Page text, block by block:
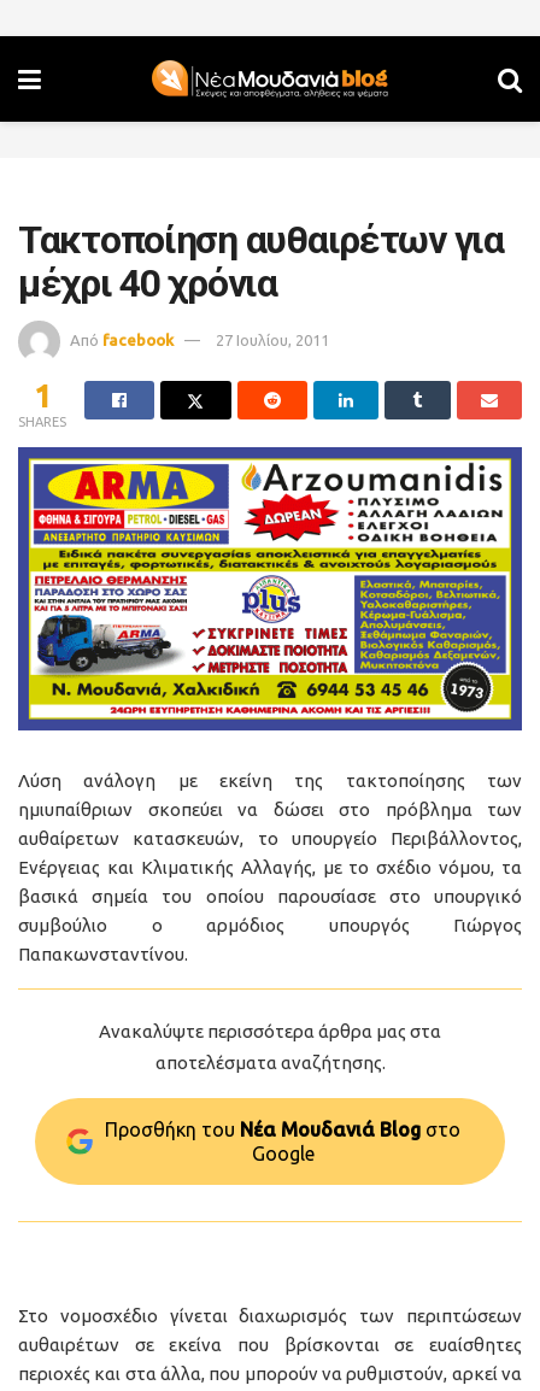
Τακτοποίηση αυθαιρέτων για
μέχρι 40 χρόνια
Από facebook 27 Ιουλίου, 2011
1
SHARES
Λύση ανάλογη με εκείνη της τακτοποίησης των
ημιυπαίθριων σκοπεύει να δώσει στο πρόβλημα των
αυθαίρετων κατασκευών, το υπουργείο Περιβάλλοντος,
Ενέργειας και Κλιματικής Αλλαγής, με το σχέδιο νόμου, τα
βασικά σημεία του οποίου παρουσίασε στο υπουργικό
συμβούλιο ο αρμόδιος υπουργός Γιώργος
Παπακωνσταντίνου.
Ανακαλύψτε περισσότερα άρθρα μας στα
αποτελέσματα αναζήτησης.
Προσθήκη του Νέα Μουδανιά Blog στo
Google
Στο νομοσχέδιο γίνεται διαχωρισμός των περιπτώσεων
αυθαιρέτων σε εκείνα που βρίσκονται σε ευαίσθητες
περιοχές και στα άλλα, που μπορούν να ρυθμιστούν, αρκεί να